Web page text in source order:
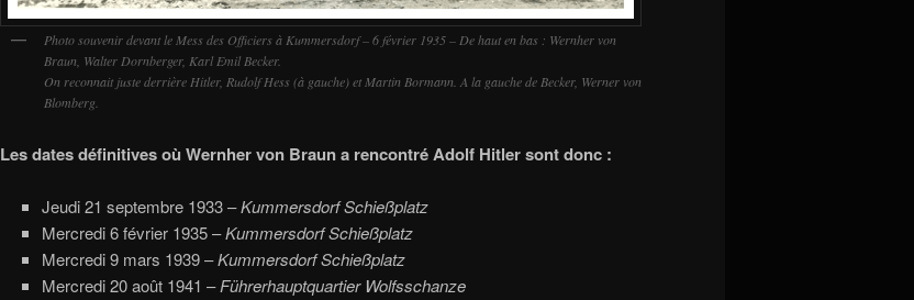
Photo souvenir devant le Mess des Officiers à Kummersdorf – 6 février 1935 – De haut en bas : Wernher von
Braun, Walter Dornberger, Karl Emil Becker.
On reconnait juste derrière Hitler, Rudolf Hess (à gauche) et Martin Bormann. A la gauche de Becker, Werner von
Blomberg.
Les dates définitives où Wernher von Braun a rencontré Adolf Hitler sont donc :
Jeudi 21 septembre 1933 –Kummersdorf Schießplatz
Mercredi 6 février 1935 –Kummersdorf Schießplatz
Mercredi 9 mars 1939 –Kummersdorf Schießplatz
Mercredi 20 août 1941 –Führerhauptquartier Wolfsschanze